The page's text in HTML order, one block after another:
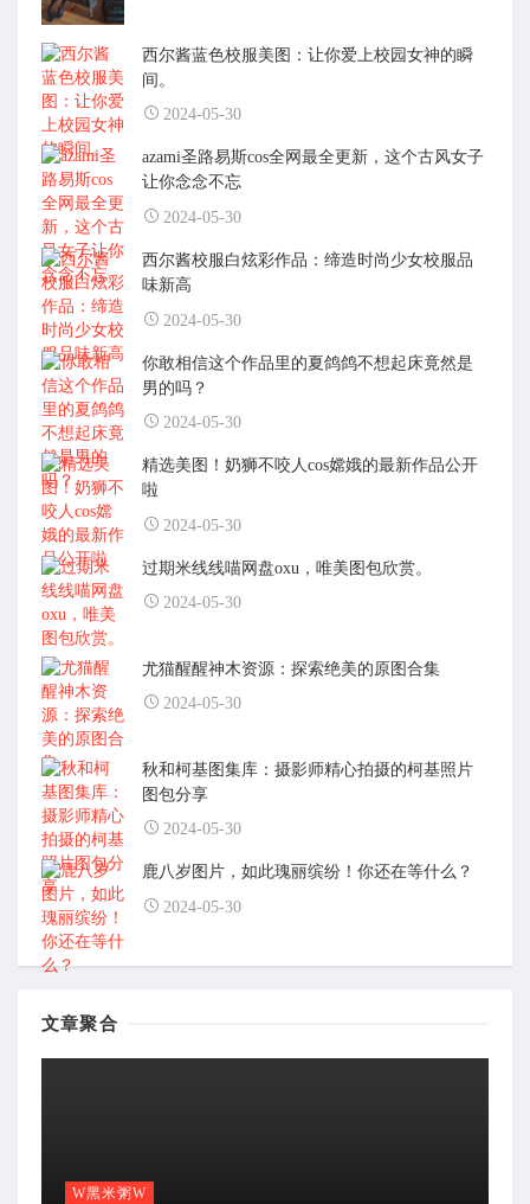
西尔酱蓝色校服美图：让你爱上校园女神的瞬
间。
2024-05-30
azami圣路易斯cos全网最全更新，这个古风女子
让你念念不忘
2024-05-30
西尔酱校服白炫彩作品：缔造时尚少女校服品
味新高
2024-05-30
你敢相信这个作品里的夏鸽鸽不想起床竟然是
男的吗？
2024-05-30
精选美图！奶狮不咬人cos嫦娥的最新作品公开
啦
2024-05-30
过期米线线喵网盘oxu，唯美图包欣赏。
2024-05-30
尤猫醒醒神木资源：探索绝美的原图合集
2024-05-30
秋和柯基图集库：摄影师精心拍摄的柯基照片
图包分享
2024-05-30
鹿八岁图片，如此瑰丽缤纷！你还在等什么？
2024-05-30
文章聚合
W黑米粥W